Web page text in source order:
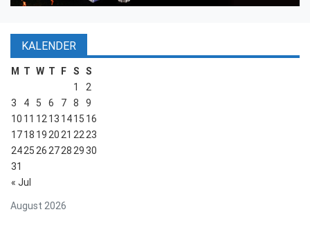
KALENDER
August 2026
M T W T F S S
« Jul
1
2
3
4 5 6 7 8
9
10 11 1213 1415 16
1718 192021 2223
24252627282930
31